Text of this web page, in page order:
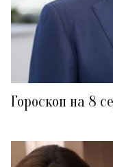
Гороскоп на 8